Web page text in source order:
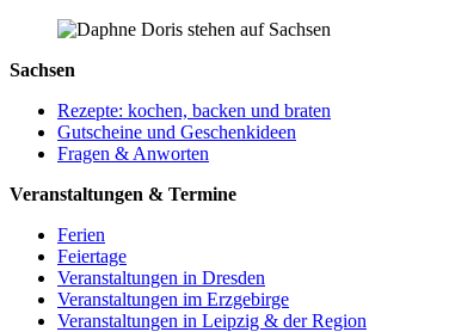
Sachsen
Rezepte: kochen, backen und braten
Gutscheine und Geschenkideen
Fragen & Anworten
Veranstaltungen & Termine
Ferien
Feiertage
Veranstaltungen in Dresden
Veranstaltungen im Erzgebirge
Veranstaltungen in Leipzig & der Region